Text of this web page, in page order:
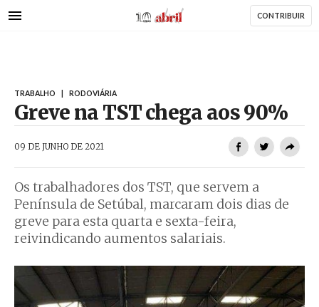
para
AbrilAbril CONTRIBUIR
TRABALHO RODOVIÁRIA
Greve na TST chega aos 90%
09 DE JUNHO DE 2021
Os trabalhadores dos TST, que servem a
Península de Setúbal, marcaram dois dias de
greve para esta quarta e sexta-feira,
reivindicando aumentos salariais.